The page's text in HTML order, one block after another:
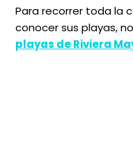
Para recorrer toda la
conocer sus playas,
playas de Riviera